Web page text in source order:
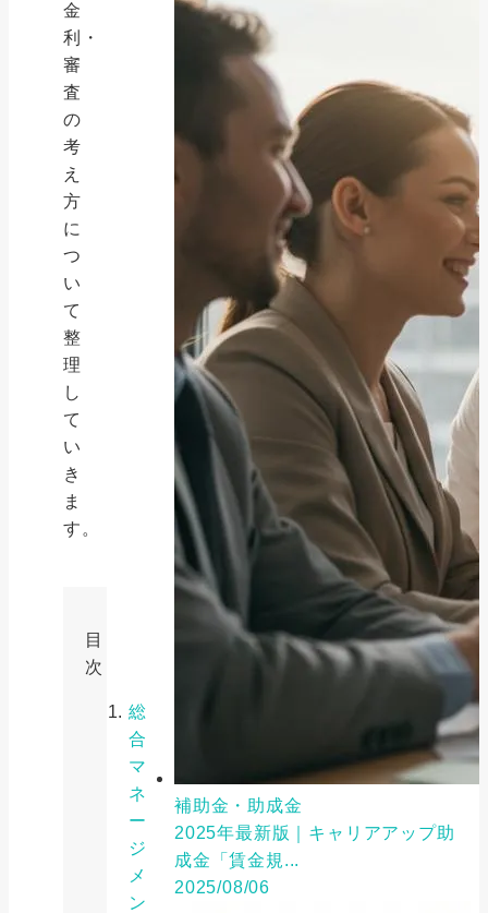
金
利・
審
査
の
考
え
方
に
つ
い
て
整
理
し
て
い
き
ま
す。
目
次
総
合
マ
ネ
ー
ジ
メ
ン
補助金・助成金
2025年最新版｜キャリアアップ助
成金「賃金規...
2025/08/06